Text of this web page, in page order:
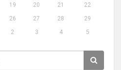
19 20 21
22
26 27 28
29
2 3 4 5